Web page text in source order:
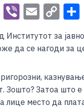
W
h
at
A
p
Vi
er
E
ai
C
o
p
Li
n
e
за
да се нагоди за
Зошто? Затоа што
лице место да